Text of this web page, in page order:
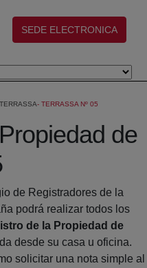
(abre en nueva ventana)
SEDE ELECTRONICA
TERRASSA TERRASSA Nº 05
de
de Registradores de la
podrá realizar todos los
de la Propiedad de
desde su casa u oficina.
solicitar una nota simple al